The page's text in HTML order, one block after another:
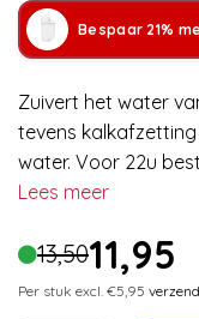
Bespaar 21%
Zuivert het water
tevens
water. Voor 22u
Lees meer
13,5011,95
Per stuk excl. €5,95